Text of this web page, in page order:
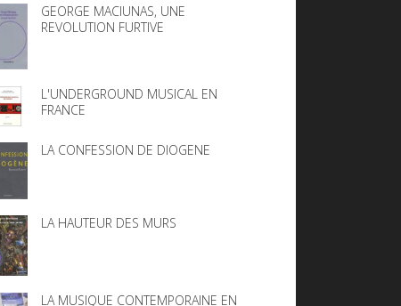
GEORGE MACIUNAS, UNE
REVOLUTION FURTIVE
L'UNDERGROUND MUSICAL EN
FRANCE
LA CONFESSION DE DIOGENE
LA HAUTEUR DES MURS
LA MUSIQUE CONTEMPORAINE EN